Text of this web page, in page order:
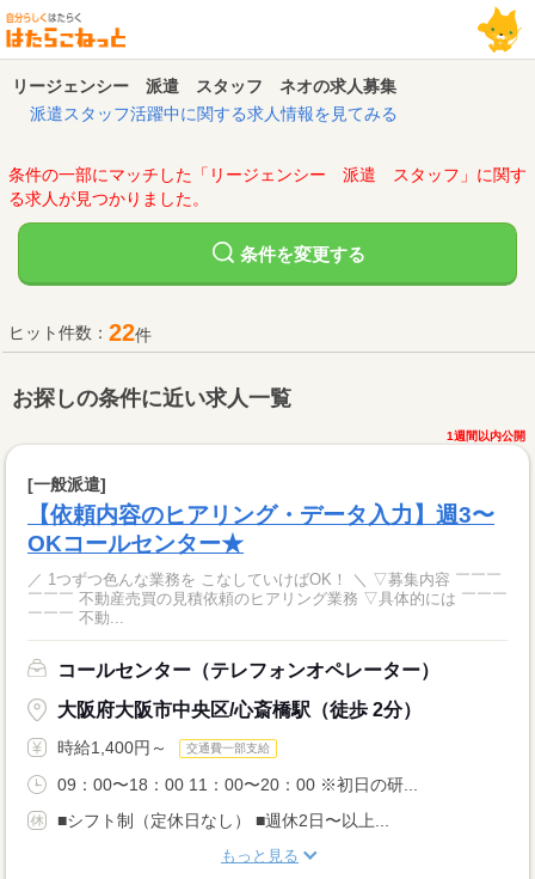
リージェンシー 派遣 スタッフ ネオの求人募集
派遣スタッフ活躍中に関する求人情報を見てみる
条件の一部にマッチした「リージェンシー 派遣 スタッフ」に関す
る求人が見つかりました。
条件を変更する
ヒット件数： 22件
お探しの条件に近い求人一覧
1週間以内公開
[一般派遣]
【依頼内容のヒアリング・データ入力】週3〜
OKコールセンター★
／ 1つずつ色んな業務を こなしていけばOK！ ＼ ▽募集内容 ￣￣￣
￣￣￣ 不動産売買の見積依頼のヒアリング業務 ▽具体的には ￣￣￣
￣￣￣ 不動...
コールセンター（テレフォンオペレーター）
大阪府大阪市中央区/心斎橋駅（徒歩 2分）
時給1,400円～ 交通費一部支給
09：00〜18：00 11：00〜20：00 ※初日の研...
■シフト制（定休日なし） ■週休2日〜以上...
もっと見る